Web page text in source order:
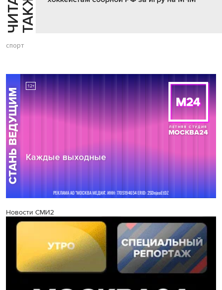
спорт
Новости СМИ2